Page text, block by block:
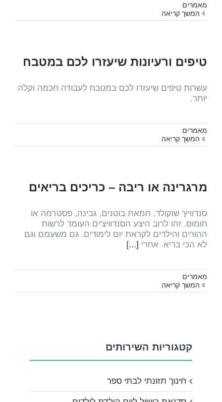
מאמרים
המשך קריאה
טיפים ורעיונות שיעזרו לכם במטבח
עשרות טיפים שיעזרו לכם במטבח לעבודה חכמה וקלה
יותר.
מאמרים
המשך קריאה
מרגרינה או ריבה – כריכים בריאים
סנדוויץ' שוקולד, חמאת בוטנים, גבינה, פסטרמה או
חומוס. זהו לרוב היצע הסנדוויצ'ים העומד לרשות
ההורים והילדים לקראת יום לימודים. גם משעמם וגם
לא הכי בריא. אחרי [...]
מאמרים
המשך קריאה
קטגוריות השירותים
חינוך תזונתי לבתי ספר